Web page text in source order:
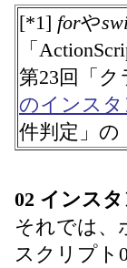
[*1] forや
「
第23回「
のインス
件判定」の
02 インス
それでは、
スクリプト